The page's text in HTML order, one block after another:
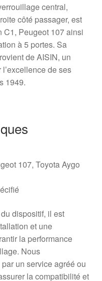
central,
côté passager, est
C1, Peugeot 107 ainsi
à 5 portes. Sa
de AISIN, un
de ses
1949.
107, Toyota Aygo
dispositif, il est
et une
la performance
Nous
un service agréé ou
la compatibilité et